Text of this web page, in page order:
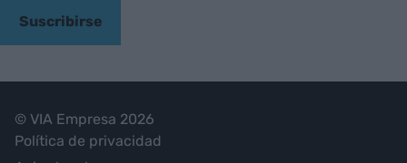
Suscribirse
© VIA Empresa 2026
Política de privacidad